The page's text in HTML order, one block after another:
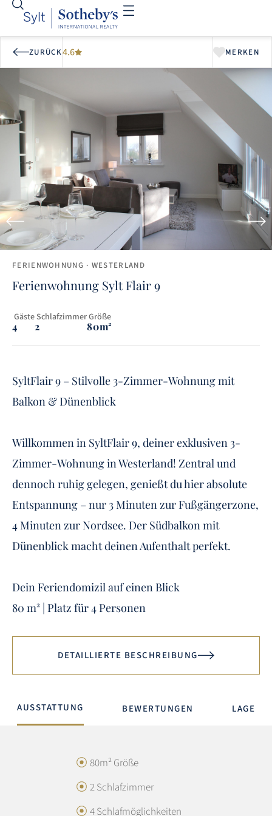
ZURÜCK4.6 MERKEN
FERIENWOHNUNG · WESTERLAND
Ferienwohnung Sylt Flair 9
4
Gäste
2
Schlafzimmer
80m²
Größe
SyltFlair 9 – Stilvolle 3-Zimmer-Wohnung mit
Balkon & Dünenblick
Willkommen in SyltFlair 9, deiner exklusiven 3-
Zimmer-Wohnung in Westerland! Zentral und
dennoch ruhig gelegen, genießt du hier absolute
Entspannung – nur 3 Minuten zur Fußgängerzone,
4 Minuten zur Nordsee. Der Südbalkon mit
Dünenblick macht deinen Aufenthalt perfekt.
Dein Feriendomizil auf einen Blick
80 m² | Platz für 4 Personen
DETAILLIERTE BESCHREIBUNG
AUSSTATTUNG BEWERTUNGEN LAGE
80m² Größe
2 Schlafzimmer
4 Schlafmöglichkeiten